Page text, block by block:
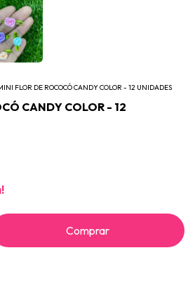
FLOR DE ROCOCÓ CANDY COLOR - 12 UNIDADES
CANDY COLOR - 12